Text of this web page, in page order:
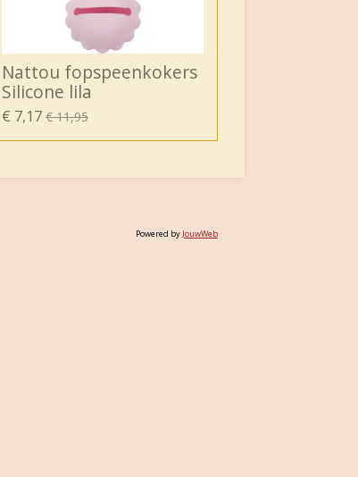
Nattou fopspeenkokers
Silicone lila
€ 7,17 € 11,95
Powered by JouwWeb